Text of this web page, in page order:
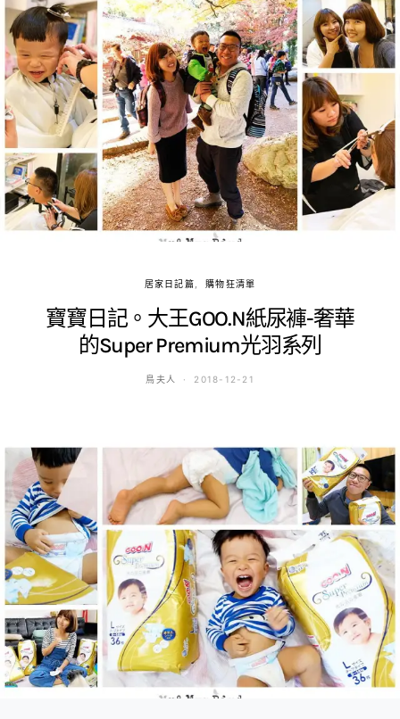
居家日記篇 購物狂清單
寶寶日記。大王GOO.N紙尿褲-奢華
的Super Premium光羽系列
鳥夫人 2018-12-21